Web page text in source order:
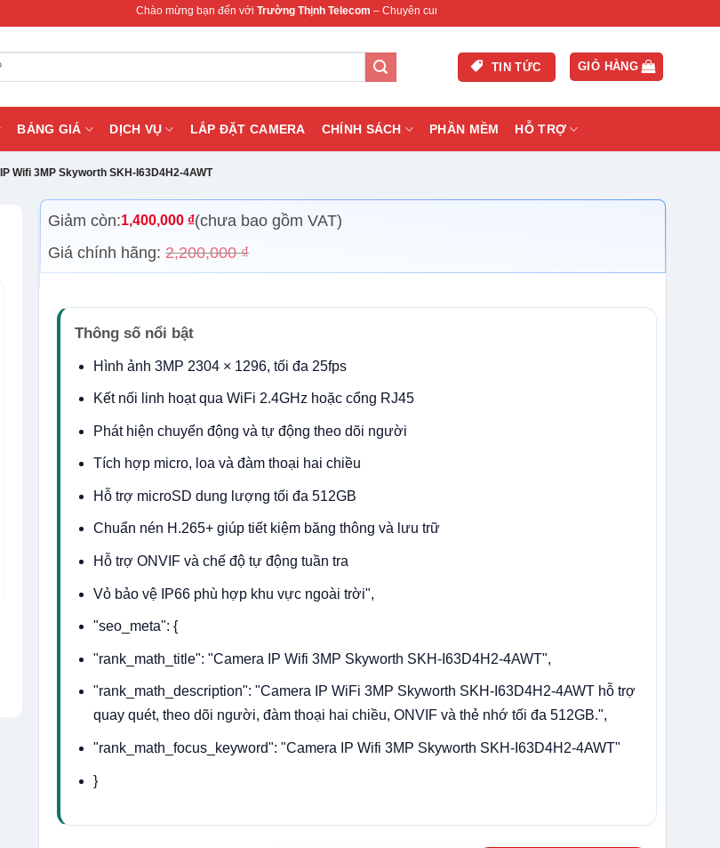
Chào mừng bạn đến vớiTrường Thịnh Telecom– Chuyên cung cấp thiết bị mạng & camera chính hãng, bảo hành , hỗ trợ nhanh.
TIN TỨC GIỎ HÀNG
BẢNG GIÁ DỊCH VỤ LẮP ĐẶT CAMERA CHÍNH SÁCH PHẦN MỀM HỖ TRỢ
Wifi 3MP Skyworth SKH-I63D4H2-4AWT
Giảm còn:1,400,000 ₫(chưa bao gồm VAT)
Giá chính hãng:2,200,000₫
Thông số nổi bật
Hình ảnh 3MP 2304 × 1296, tối đa 25fps
Kết nối linh hoạt qua WiFi 2.4GHz hoặc cổng RJ45
Phát hiện chuyển động và tự động theo dõi người
Tích hợp micro, loa và đàm thoại hai chiều
Hỗ trợ microSD dung lượng tối đa 512GB
Chuẩn nén H.265+ giúp tiết kiệm băng thông và lưu trữ
Hỗ trợ ONVIF và chế độ tự động tuần tra
Vỏ bảo vệ IP66 phù hợp khu vực ngoài trời",
"seo_meta": {
"rank_math_title": "Camera IP Wifi 3MP Skyworth SKH-I63D4H2-4AWT",
"rank_math_description": "Camera IP WiFi 3MP Skyworth SKH-I63D4H2-4AWT hỗ trợ
quay quét, theo dõi người, đàm thoại hai chiều, ONVIF và thẻ nhớ tối đa 512GB.",
"rank_math_focus_keyword": "Camera IP Wifi 3MP Skyworth SKH-I63D4H2-4AWT"
}